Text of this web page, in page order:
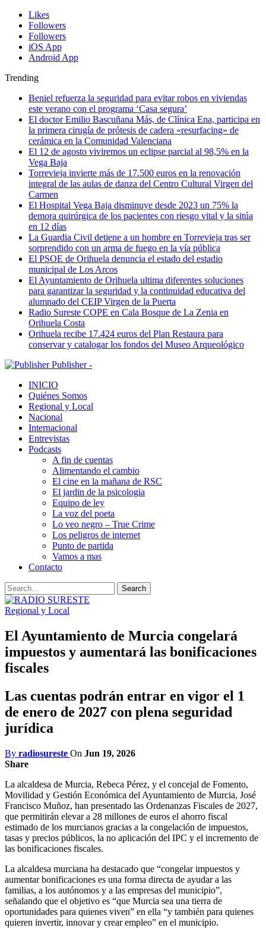
Likes
Followers
Followers
iOS App
Android App
Trending
Beniel refuerza la seguridad para evitar robos en viviendas
este verano con el programa ‘Casa segura’
El doctor Emilio Bascuñana Más, de Clínica Ena, participa en
la primera cirugía de prótesis de cadera «resurfacing» de
cerámica en la Comunidad Valenciana
El 12 de agosto viviremos un eclipse parcial al 98,5% en la
Vega Baja
Torrevieja invierte más de 17.500 euros en la renovación
integral de las aulas de danza del Centro Cultural Virgen del
Carmen
El Hospital Vega Baja disminuye desde 2023 un 75% la
demora quirúrgica de los pacientes con riesgo vital y la sitúa
en 12 días
La Guardia Civil detiene a un hombre en Torrevieja tras ser
sorprendido con un arma de fuego en la vía pública
El PSOE de Orihuela denuncia el estado del estadio
municipal de Los Arcos
El Ayuntamiento de Orihuela ultima diferentes soluciones
para garantizar la seguridad y la continuidad educativa del
alumnado del CEIP Virgen de la Puerta
Radio Sureste COPE en Cala Bosque de La Zenia en
Orihuela Costa
Orihuela recibe 17.424 euros del Plan Restaura para
conservar y catalogar los fondos del Museo Arqueológico
Publisher -
INICIO
Quiénes Somos
Regional y Local
Nacional
Internacional
Entrevistas
Podcasts
A fin de cuentas
Alimentando el cambio
El cine en la mañana de RSC
El jardin de la psicologia
Equipo de ley
La voz del poeta
Lo veo negro – True Crime
Los peligros de internet
Punto de partida
Vamos a mas
Contacto
Regional y Local
El Ayuntamiento de Murcia congelará
impuestos y aumentará las bonificaciones
fiscales
Las cuentas podrán entrar en vigor el 1
de enero de 2027 con plena seguridad
jurídica
By radiosureste On Jun 19, 2026
Share
La alcaldesa de Murcia, Rebeca Pérez, y el concejal de Fomento,
Movilidad y Gestión Económica del Ayuntamiento de Murcia, José
Francisco Muñoz, han presentado las Ordenanzas Fiscales de 2027,
que permitirán elevar a 28 millones de euros el ahorro fiscal
estimado de los murcianos gracias a la congelación de impuestos,
tasas y precios públicos, la no aplicación del IPC y el incremento de
las bonificaciones fiscales.
La alcaldesa murciana ha destacado que “congelar impuestos y
aumentar bonificaciones es una forma directa de ayudar a las
familias, a los autónomos y a las empresas del municipio”,
señalando que el objetivo es “que Murcia sea una tierra de
oportunidades para quienes viven” en ella “y también para quienes
quieren invertir, innovar y crear empleo” en el municipio.